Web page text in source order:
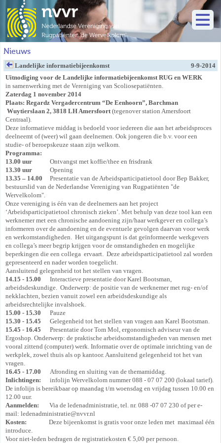
Nieuws
Landelijke informatiebijeenkomst
9-9-2014
Uitnodiging voor de Landelijke informatiebijeenkomstRUG en WERK
in samenwerking met de Vereniging van Scoliosepatiënten.
Zaterdag 1 november 2014
Plaats: Regardz Vergadercentrum “De Eenhoorn”, Barchman
Wuytierslaan 2, 3818 LH Amersfoort(tegenover station Amersfoort
Centraal).
Deze informatieve middag is bedoeld voor iedereen die aan het arbeidsproces
deelneemt of (weer) wil gaan deelnemen. Ook jongeren die b.v. voor een
studie- of beroepskeuze staan zijn welkom.
Programma:
13.00 uur Ontvangst met koffie/thee en frisdrank
13.30 uur Opening
13.35 – 14.00 Presentatie van de Arbeidsparticipatietool door Bep Bakker,
bestuurslid van de Nederlandse Vereniging van Rugpatiënten "de
Wervelkolom".
Onze vereniging is één van de deelnemers aan het project
‘Arbeidsparticipatietool chronisch zieken’. Met behulp van deze tool kan een
werknemer met een chronische aandoening zijn/haar werkgever en collega’s
informeren over de aandoening en de eventuele gevolgen daarvan voor werk
en werkomstandigheden. Het uitgangspunt is dat geïnformeerde werkgevers
en collega’s meer begrip krijgen voor de omstandigheden en mogelijke
beperkingen die een collega ervaart. Deze arbeidsparticipatietool zal worden
gepresenteerd en nader worden toegelicht.
Aansluitend gelegenheid tot het stellen van vragen.
14.15 - 15.00 Interactieve presentatie door Karel Bootsman,
arbeidsdeskundige. Onderwerp: de positie van de werknemer met rug- en/of
nekklachten, bezien vanuit zowel een arbeidsdeskundige als
arbeidsrechtelijke invalshoek.
15.00 - 15.30 Pauze
15.30 - 15.45 Gelegenheid tot het stellen van vragen aan Karel Bootsman.
15.45 - 16.45 Presentatie door Tom Mol, ergonomisch adviseur van de
Ergoshop. Onderwerp: de praktische arbeidsomstandigheden van mensen met
vooral zittend (computer) werk. Informatie over de optimale inrichting van de
werkplek, zowel thuis als op kantoor. Aansluitend gelegenheid tot het van
vragen.
16.45 - 17.00 Afronding en sluiting van de themamiddag.
Inlichtingen: infolijn Wervelkolom nummer 088 - 07 07 200 (lokaal tarief).
De infolijn is bereikbaar op maandag t/m woensdag en vrijdag tussen 10.00 en
12.00 uur.
Aanmelden: Via de ledenadministratie, tel. nr. 088 -07 07 230 of per e-
mail: ledenadministratie@nvvr.nl
Kosten: Deze bijeenkomst is gratis voor onze leden met maximaal één
introduce.
Voor niet-leden bedragen de registratiekosten € 5,00 per persoon.